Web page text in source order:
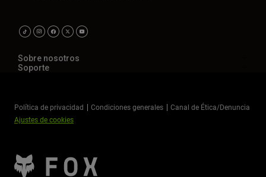
Sobre nosotros
Soporte
Política de privacidad Condiciones generales
Canal de Ética/Denuncia
Ajustes de cookies